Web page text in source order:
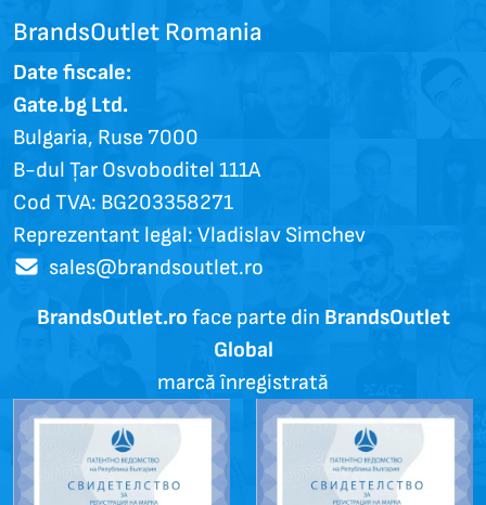
BrandsOutlet Romania
Date fiscale:
Gate.bg Ltd.
Bulgaria, Ruse 7000
B-dul Țar Osvoboditel 111A
Cod TVA: BG203358271
Reprezentant legal: Vladislav Simchev
sales@brandsoutlet.ro
BrandsOutlet.ro face parte din BrandsOutlet
Global
marcă înregistrată